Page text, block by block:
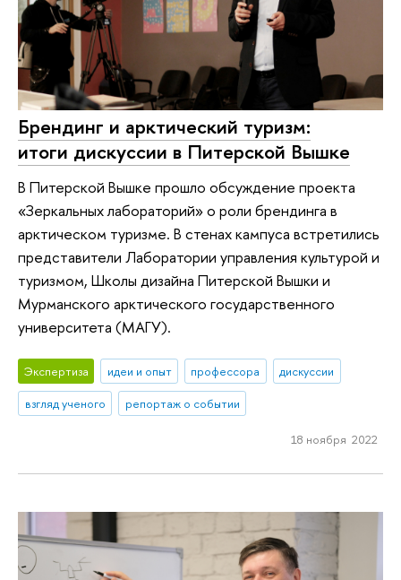
Брендинг и арктический туризм:
итоги дискуссии в Питерской Вышке
В Питерской Вышке прошло обсуждение проекта
«Зеркальных лабораторий» о роли брендинга в
арктическом туризме. В стенах кампуса встретились
представители Лаборатории управления культурой и
туризмом, Школы дизайна Питерской Вышки и
Мурманского арктического государственного
университета (МАГУ).
Экспертиза идеи и опыт профессора
дискуссии
взгляд ученого
репортаж о событии
18 ноября 2022